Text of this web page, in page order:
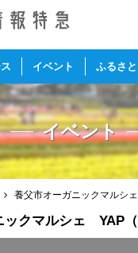
イベント ふるさと
イベント
養父市オーガニックマルシ
ックマルシェ YAP（